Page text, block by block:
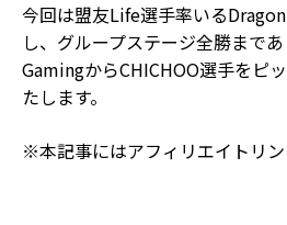
今回は盟友Life選手率いる
し、グループステージ全勝まで
GamingからCHICHOO選手をピ
たします。
※本記事にはアフィリエイトリン